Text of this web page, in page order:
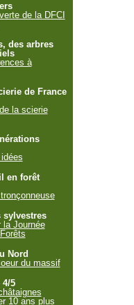
de la DFCI
des arbres
à
de France
la scierie
en forêt
sylvestres
la Journée
Nord
du massif
4/5
10 ans plus